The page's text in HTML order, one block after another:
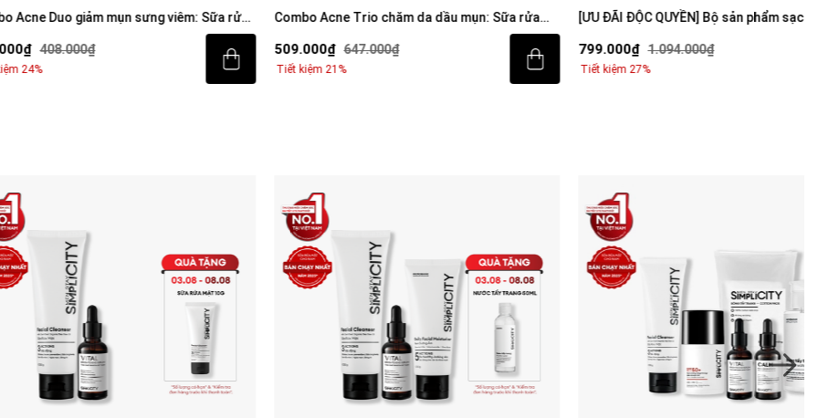
giảm mụn sưng viêm: Sữa rửa
Calm 30ml
Combo Acne Trio chăm da dầu mụn: Sữa rửa
mặt 100g, Serum Calm 30ml, Kem dưỡng ẩm 80g
509.000₫ 647.000₫
Tiết kiệm 21%
[ƯU ĐÃI ĐỘC QUYỀN] Bộ sản phẩm sạch mụn
sáng da toàn diện cho nam
799.000₫ 1.094.000₫
Tiết kiệm 27%